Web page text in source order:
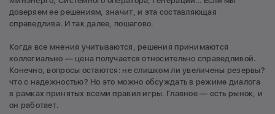
доверяем ее решениям, значит, и эта составляющая
справедлива. И так далее, пошагово.
Когда все мнения учитываются, решения принимаются
коллегиально — цена получается относительно справедливой.
Конечно, вопросы остаются: не слишком ли увеличены резервы?
что с надежностью? Но это можно обсуждать в режиме диалога
в рамках принятых всеми правил игры. Главное — есть рынок, и
он работает.